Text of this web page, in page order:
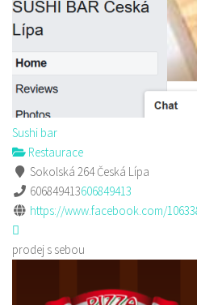
Sushi bar
Restaurace
Sokolská 264 Česká Lípa
606849413606849413
https://www.facebook.com/
prodej s sebou